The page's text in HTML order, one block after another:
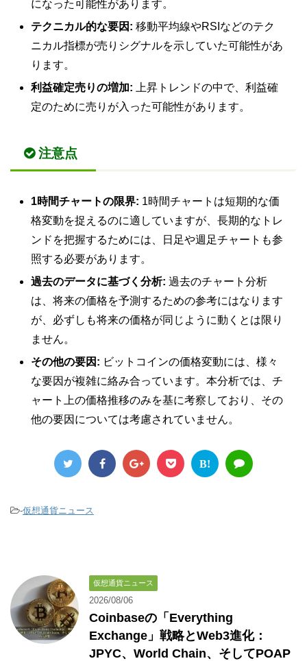
になった可能性があります。
テクニカル的な要因: 移動平均線やRSIなどのテク
ニカル指標が売りシグナルを示していた可能性があ
ります。
利益確定売りの増加: 上昇トレンドの中で、利益確
定のために売りが入った可能性があります。
注意点
1時間チャートの限界: 1時間チャートは短期的な価
格変動を捉えるのに適していますが、長期的なトレ
ンドを把握するためには、日足や週足チャートも参
照する必要があります。
過去のデータに基づく分析: 過去のチャート分析
は、将来の価格を予測するための参考にはなります
が、必ずしも将来の価格が同じように動くとは限り
ません。
その他の要因: ビットコインの価格変動には、様々
な要因が複雑に絡み合っています。本分析では、チ
ャート上の価格推移のみを基に考察しており、その
他の要因については考慮されていません。
B!
-仮想通貨ニュース
仮想通貨ニュース
2026/08/06
Coinbaseの「Everything
Exchange」戦略とWeb3進化：
JPYC、World Chain、そしてPOAP